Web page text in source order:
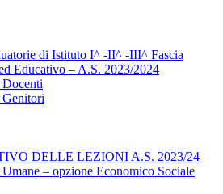
di Istituto I^ -II^ -III^ Fascia
Educativo – A.S. 2023/2024
Genitori
DELLE LEZIONI A.S. 2023/24
– opzione Economico Sociale